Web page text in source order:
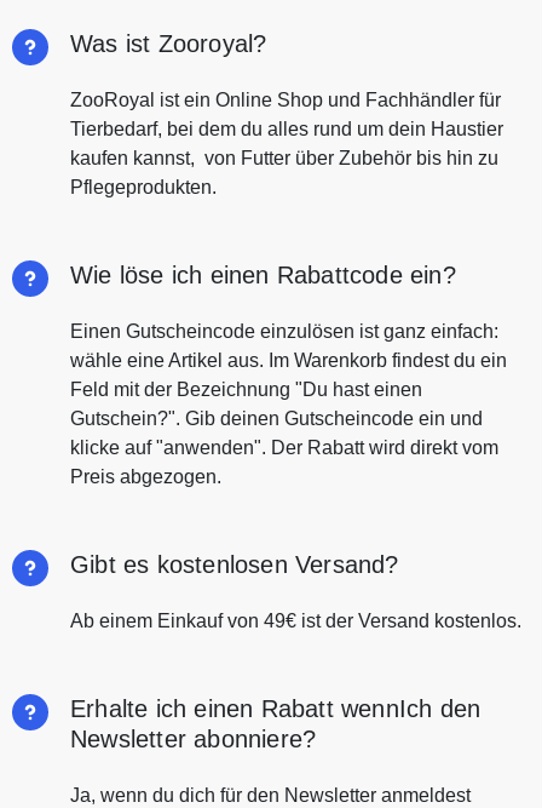
Was ist Zooroyal?
ZooRoyal ist ein Online Shop und Fachhändler für
Tierbedarf, bei dem du alles rund um dein Haustier
kaufen kannst, von Futter über Zubehör bis hin zu
Pflegeprodukten.
Wie löse ich einen Rabattcode ein?
Einen Gutscheincode einzulösen ist ganz einfach:
wähle eine Artikel aus. Im Warenkorb findest du ein
Feld mit der Bezeichnung "Du hast einen
Gutschein?". Gib deinen Gutscheincode ein und
klicke auf "anwenden". Der Rabatt wird direkt vom
Preis abgezogen.
Gibt es kostenlosen Versand?
Ab einem Einkauf von 49€ ist der Versand kostenlos.
Erhalte ich einen Rabatt wennIch den
Newsletter abonniere?
Ja, wenn du dich für den Newsletter anmeldest